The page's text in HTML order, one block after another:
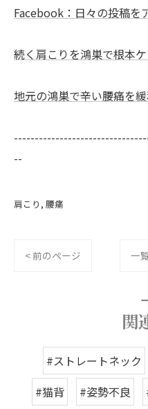
Facebook：日々の投稿を
続く肩こりを鴻巣で根本
地元の鴻巣で辛い腰痛を
--
肩こり 腰痛
< 前のページ 一
関
#ストレートネック
#猫背
#姿勢不良